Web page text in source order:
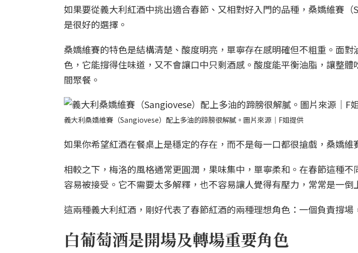
如果要從義大利紅酒中挑出適合春節、又相對好入門的品種，桑嬌維賽（
是很好的選擇。
桑嬌維賽的特色是結構清楚、酸度明亮，單寧存在感明確但不粗重。面
色，它能撐得住味道，又不會讓口中只剩酒感。酸度能平衡油脂，讓整
間聚餐。
義大利桑嬌維賽（Sangiovese）配上多油的蹄膀很解膩。圖片來源｜F姐提供
如果你希望紅酒在餐桌上是穩定的存在，而不是每一口都很搶戲，桑嬌維
相較之下，梅洛的風格通常更圓潤，果味集中，單寧柔和。在春節這種
容易被接受。它不需要太多解釋，也不容易讓人覺得有壓力，常常是一倒
這兩種義大利紅酒，剛好代表了春節紅酒的兩種理想角色：一個負責撐場
白葡萄酒是開場及轉場重要角色